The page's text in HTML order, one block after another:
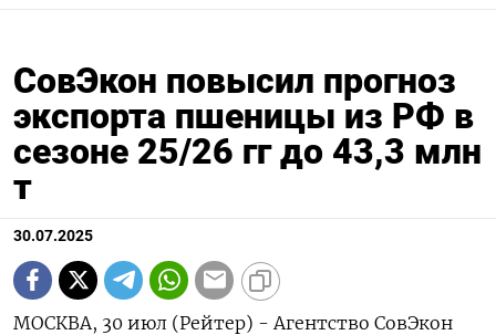
СовЭкон повысил прогноз
экспорта пшеницы из РФ в
сезоне 25/26 гг до 43,3 млн
т
30.07.2025
МОСКВА, 30 июл (Рейтер) - Агентство СовЭкон